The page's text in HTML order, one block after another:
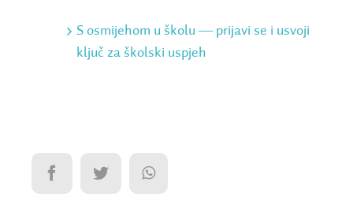
S osmijehom u školu ― prijavi se i usvoji
ključ za školski uspjeh